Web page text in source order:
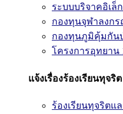
ระบบบริจาคอิเล็
กองทุนจุฬาลงก
กองทุนภูมิคุ้มกัน
โครงการอุทยาน
แจ้งเรื่องร้องเรียนทุจริต
ร้องเรียนทุจริตแ